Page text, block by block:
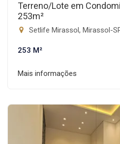
Terreno/Lote em
253m²
Setlife Mirassol, Mirassol-
253 M²
Mais informações